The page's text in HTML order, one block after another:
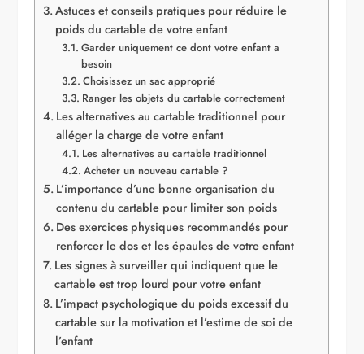
Astuces et conseils pratiques pour réduire le
poids du cartable de votre enfant
Garder uniquement ce dont votre enfant a
besoin
Choisissez un sac approprié
Ranger les objets du cartable correctement
Les alternatives au cartable traditionnel pour
alléger la charge de votre enfant
Les alternatives au cartable traditionnel
Acheter un nouveau cartable ?
L’importance d’une bonne organisation du
contenu du cartable pour limiter son poids
Des exercices physiques recommandés pour
renforcer le dos et les épaules de votre enfant
Les signes à surveiller qui indiquent que le
cartable est trop lourd pour votre enfant
L’impact psychologique du poids excessif du
cartable sur la motivation et l’estime de soi de
l’enfant